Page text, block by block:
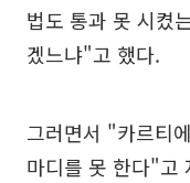
법도 통과 못 시켰
겠느냐"고 했다.
그러면서 "카르티
마디를 못 한다"고